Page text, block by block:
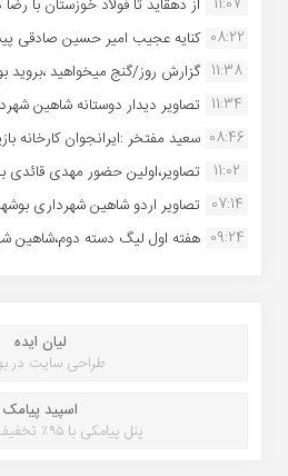
از دهقاید تا فولاد خوزستان با
08:22 کنایه عجیب امیر حسین صادقی
11:38 گزارش روز/گنج میخواهید ،بروید
11:34 تصاویر دیدار دوستانه شاهین
08:46 سعید مفتخر :ایرانجوان کارخانه
11:02
تصاویر،اولین حضور مهدی قائدی
07:14 تصاویر اردو شاهین شهرداری
09:24 هفته اول لیگ دسته دوم،شاهین
لیان ایده
طراحی سایت در
اسپید پیامک
پنل پیامکی با ۹۵٪ تخفیف خرید پنل